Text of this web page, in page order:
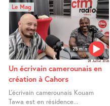
25 min
Le Mag
28 Juillet 2026
Un écrivain camerounais en
création à Cahors
L’écrivain camerounais Kouam
Tawa est en résidence...